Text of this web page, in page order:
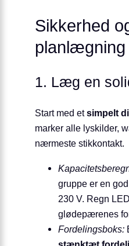
Sikkerhed
1. Læg en
Start med etsimpelt
marker alle lyskilder,
nærmeste stikkontakt.
gruppe er en
230 V. Regn
glødepærenes
Fordelingsboks: